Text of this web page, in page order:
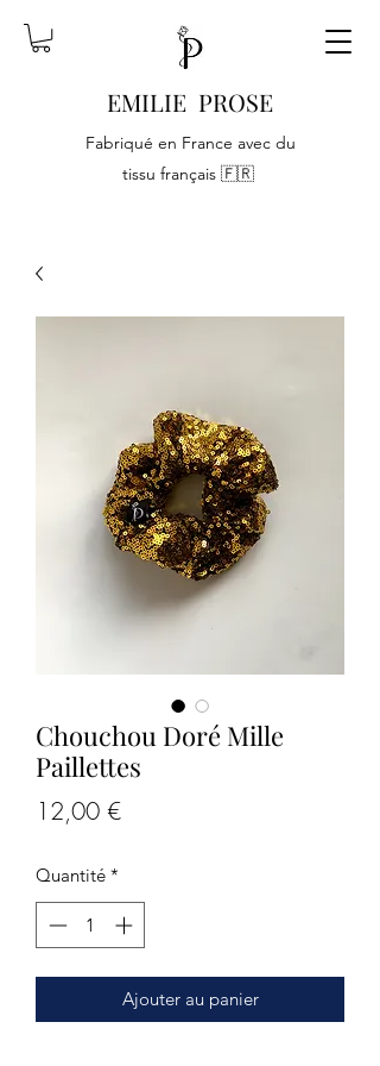
EMILIE PROSE
Fabriqué en France avec du
tissu français 🇫🇷
Chouchou Doré Mille
Paillettes
12,00 €Prix
Quantité *
Ajouter au panier